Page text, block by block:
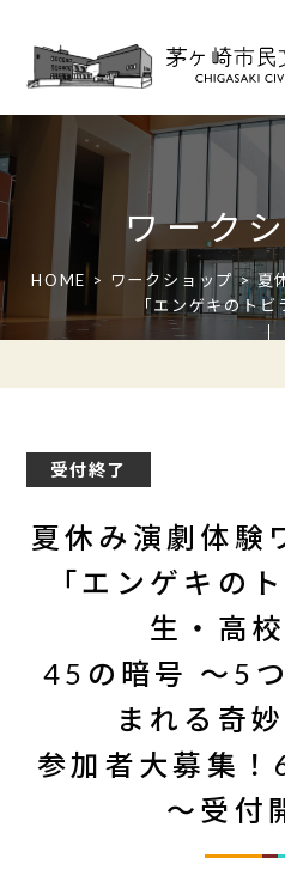
ワーク
HOME> ワークショップ> 夏
「エンゲキのト
受付終了
夏休み演劇体験
「エンゲキの
生・高校
45の暗号 〜5
まれる奇
参加者大募集
～受付